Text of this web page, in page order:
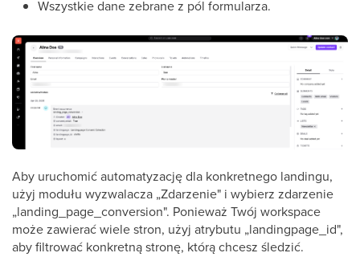
Wszystkie dane zebrane z pól formularza.
Aby uruchomić automatyzację dla konkretnego landingu,
użyj modułu wyzwalacza „Zdarzenie" i wybierz zdarzenie
„landing_page_conversion". Ponieważ Twój workspace
może zawierać wiele stron, użyj atrybutu „landingpage_id",
aby filtrować konkretną stronę, którą chcesz śledzić.